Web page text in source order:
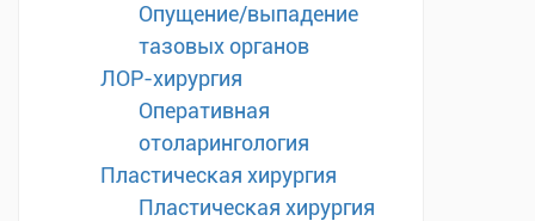
Опущение/выпадение
тазовых органов
ЛОР-хирургия
Оперативная
отоларингология
Пластическая хирургия
Пластическая хирургия